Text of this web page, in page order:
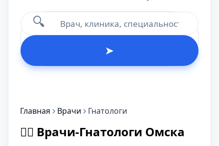
🔍
➤
Главная Врачи Гнатологи
👨‍⚕️ Врачи-Гнатологи Омска